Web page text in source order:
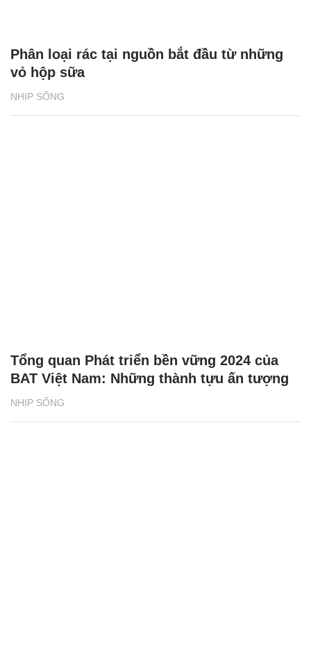
NHỊP SỐNG
Phân loại rác tại nguồn bắt đầu từ những
vỏ hộp sữa
NHỊP SỐNG
Tổng quan Phát triển bền vững 2024 của
BAT Việt Nam: Những thành tựu ấn tượng